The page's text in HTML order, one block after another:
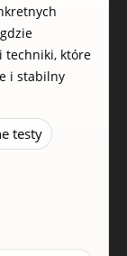
techniki, które
i stabilny
testy